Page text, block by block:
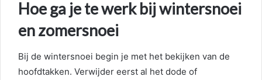
Hoe ga je te werk bij wintersnoei
en zomersnoei
Bij de wintersnoei begin je met het bekijken van de
hoofdtakken. Verwijder eerst al het dode of